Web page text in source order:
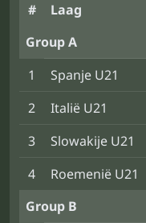
# Laag
Group A
1
Spanje U21
2
Italië U21
3
Slowakije U21
4
Roemenië U21
Group B